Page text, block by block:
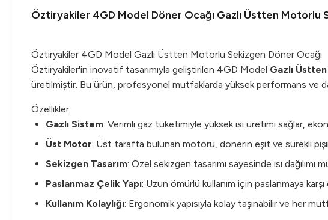
Öztiryakiler 4GD Model Döner Ocağı Gazlı Üstten Motorlu
Öztiryakiler 4GD Model Gazlı Üstten Motorlu Sekizgen Döner Ocağı
Öztiryakiler'in inovatif tasarımıyla geliştirilen 4GD Model Gazlı
üretilmiştir. Bu ürün, profesyonel mutfaklarda yüksek performans ve
Özellikler:
Gazlı Sistem: Verimli gaz tüketimiyle yüksek ısı üretimi sağlar,
Üst Motor: Üst tarafta bulunan motoru, dönerin eşit ve sürekli
Sekizgen Tasarım: Özel sekizgen tasarımı sayesinde ısı
Paslanmaz Çelik Yapı: Uzun ömürlü kullanım için paslanmaya
Kullanım Kolaylığı: Ergonomik yapısıyla kolay taşınabilir ve her